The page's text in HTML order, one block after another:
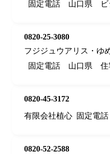
固定電話 山口県
0820-25-3080
フジジュウアリス・ゆ
固定電話
山口県 住
0820-45-3172
有限会社植心 固定電話
0820-52-2588